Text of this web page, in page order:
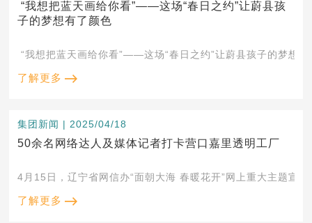
“我想把蓝天画给你看”——这场“春日之约”让蔚县孩
子的梦想有了颜色
“我想把蓝天画给你看”——这场“春日之约”让蔚县孩子的梦想
了解更多
集团新闻 | 2025/04/18
50余名网络达人及媒体记者打卡营口嘉里透明工厂
4月15日，辽宁省网信办“面朝大海 春暖花开”网上重大主题宣
了解更多